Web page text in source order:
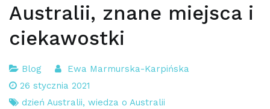
Australii, znane miejsca i
ciekawostki
Blog
Ewa Marmurska-Karpińska
26 stycznia 2021
dzień Australii, wiedza o Australii